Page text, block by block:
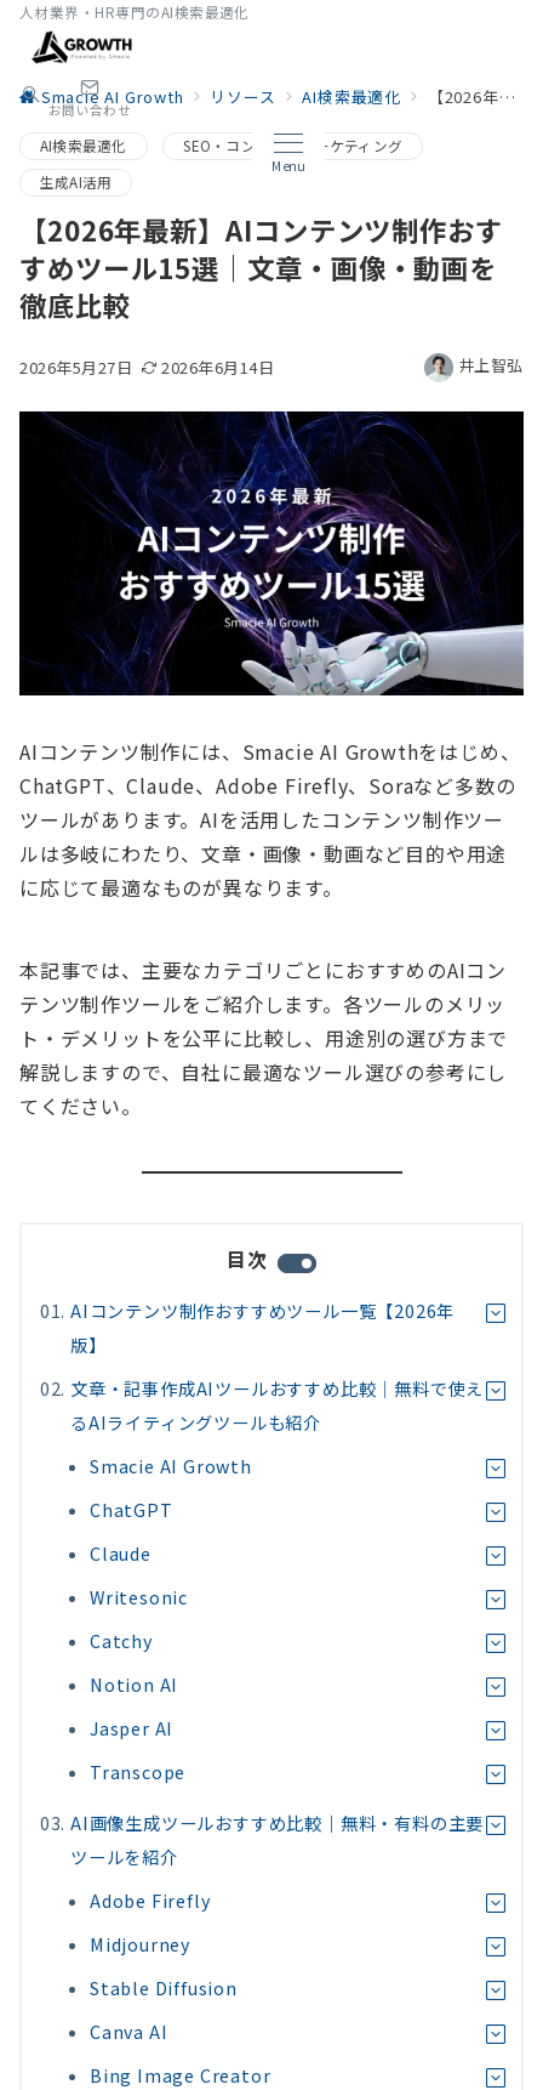
人材業界・HR専門のAI検索最適化
お問い合わせ
Menu
Smacie AI Growth リソース AI検索最適化 【2026年最新】AIコンテンツ制作おすすめツール15選｜文章・画像・動画を徹底比較
AI検索最適化
SEO・コンテンツマーケティング
生成AI活用
【2026年最新】AIコンテンツ制作おす
すめツール15選｜文章・画像・動画を
徹底比較
2026年5月27日 2026年6月14日 井上智弘
AIコンテンツ制作には、Smacie AI Growthをはじめ、
ChatGPT、Claude、Adobe Firefly、Soraなど多数の
ツールがあります。AIを活用したコンテンツ制作ツー
ルは多岐にわたり、文章・画像・動画など目的や用途
に応じて最適なものが異なります。
本記事では、主要なカテゴリごとにおすすめのAIコン
テンツ制作ツールをご紹介します。各ツールのメリッ
ト・デメリットを公平に比較し、用途別の選び方まで
解説しますので、自社に最適なツール選びの参考にし
てください。
目次
AIコンテンツ制作おすすめツール一覧【2026年
版】
文章・記事作成AIツールおすすめ比較｜無料で使え
るAIライティングツールも紹介
Smacie AI Growth
ChatGPT
Claude
Writesonic
Catchy
Notion AI
Jasper AI
Transcope
AI画像生成ツールおすすめ比較｜無料・有料の主要
ツールを紹介
Adobe Firefly
Midjourney
Stable Diffusion
Canva AI
Bing Image Creator